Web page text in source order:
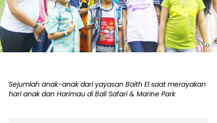
Sejumlah anak-anak dari yayasan Baith El saat merayakan
hari anak dan Harimau di Bali Safari & Marine Park